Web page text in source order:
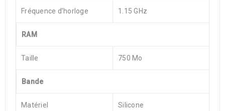
Fréquence d’horloge 1.15 GHz
RAM
Taille 750 Mo
Bande
Matériel Silicone